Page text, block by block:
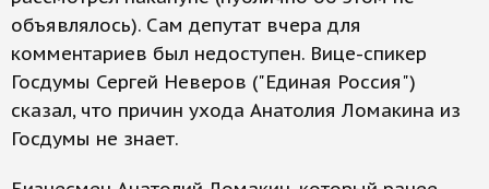
объявлялось). Сам депутат вчера для
комментариев был недоступен. Вице-спикер
Госдумы Сергей Неверов ("Единая Россия")
сказал, что причин ухода Анатолия Ломакина из
Госдумы не знает.